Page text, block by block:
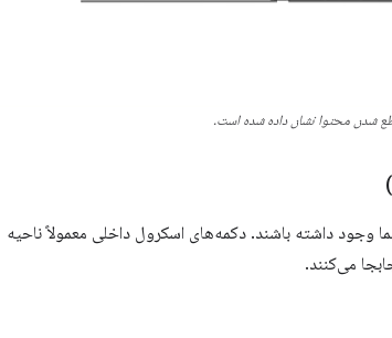
شدن محتوا نشان داده شده است.
)
داشته باشند. دکمه‌های اسکرول داخلی معمولاً ناحیه